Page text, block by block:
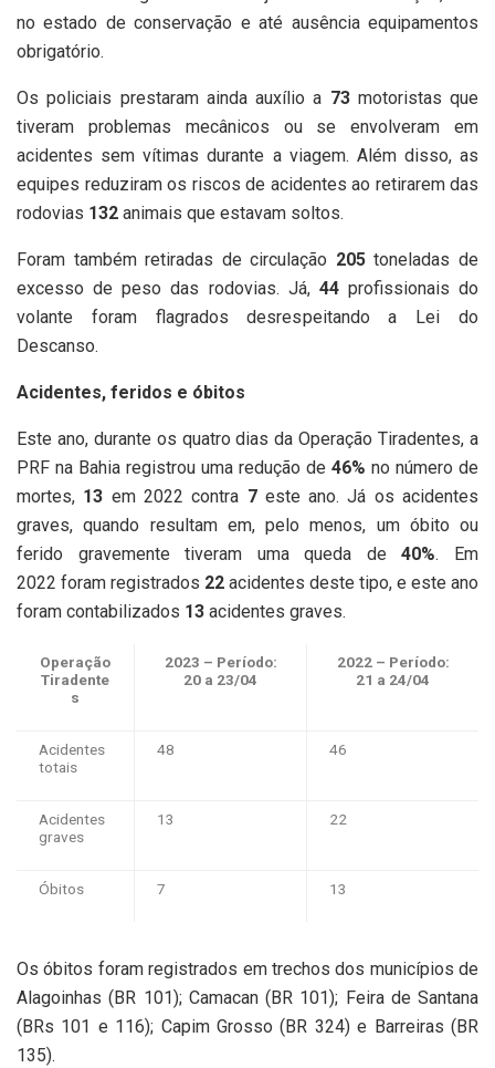
no estado de conservação e até ausência equipamentos
obrigatório.
Os policiais prestaram ainda auxílio a 73motoristas que
tiveram problemas mecânicos ou se envolveram em
acidentes sem vítimas durante a viagem. Além disso, as
equipes reduziram os riscos de acidentes ao retirarem das
rodovias 132 animais que estavam soltos.
Foram também retiradas de circulação 205toneladas de
excesso de peso das rodovias. Já, 44profissionais do
volante foram flagrados desrespeitando a Lei do
Descanso.
Acidentes, feridos e óbitos
Este ano, durante os quatro dias da Operação Tiradentes, a
PRF na Bahia registrou uma redução de 46% no número de
mortes, 13 em 2022 contra 7este ano. Já os acidentes
graves, quando resultam em, pelo menos, um óbito ou
ferido gravemente tiveram uma queda de40%. Em
2022 foram registrados 22 acidentes deste tipo, e este ano
foram contabilizados 13 acidentes graves.
Operação
Tiradente
s
2023 – Período:
20 a 23/04
2022 – Período:
21 a 24/04
Acidentes
totais
48 46
Acidentes
graves
13 22
Óbitos 7 13
Os óbitos foram registrados em trechos dos municípios de
Alagoinhas (BR 101); Camacan (BR 101); Feira de Santana
(BRs 101 e 116); Capim Grosso (BR 324) e Barreiras (BR
135).